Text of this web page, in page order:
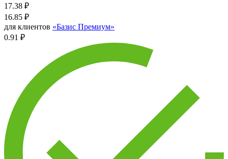
17.38 ₽
16.85 ₽
для клиентов «Базис Премиум»
0.91 ₽